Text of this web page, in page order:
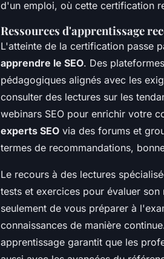
d'un emploi, où cette certification
Ressources d'apprentissage
L'atteinte de la certification passe
apprendre le SEO. Des
pédagogiques alignés avec les
consulter des lectures sur les
webinars SEO pour enrichir votre
experts SEO via des forums et
termes de recommandations,
Le recours à des lectures
tests et exercices pour évaluer
seulement de vous préparer à
connaissances de manière
apprentissage garantit que les